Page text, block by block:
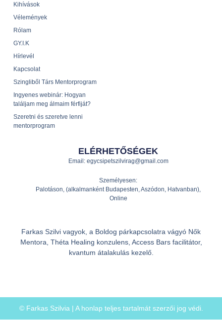
Farkas Szilvi vagyok, a Boldog párkapcsolatra vágyó Nők
Mentora, Théta Healing konzulens, Access Bars facilitátor,
kvantum átalakulás kezelő.
Kihívások
Vélemények
Rólam
GY.I.K
Hírlevél
Kapcsolat
Szingliből Társ Mentorprogram
Ingyenes webinár: Hogyan
találjam meg álmaim férfiját?
Szeretni és szeretve lenni
mentorprogram
ELÉRHETŐSÉGEK
Email: egycsipetszilvirag@gmail.com
Személyesen:
Palotáson, (alkalmanként Budapesten, Aszódon, Hatvanban),
Online
© Farkas Szilvia | A honlap teljes tartalmát szerzői jog védi.